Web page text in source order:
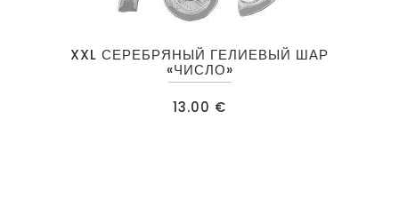
XXL СЕРЕБРЯНЫЙ ГЕЛИЕВЫЙ ШАР
«ЧИСЛО»
13.00 €